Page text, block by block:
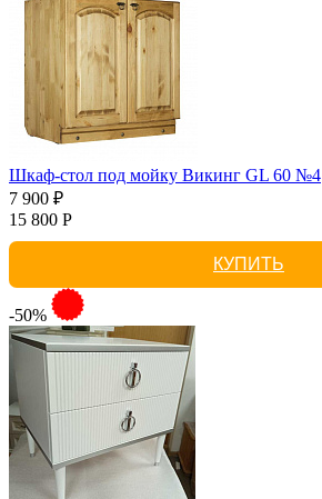
Шкаф-стол под мойку Викинг GL 60 №4
7 900 ₽
15 800 Р
КУПИТЬ
-50%